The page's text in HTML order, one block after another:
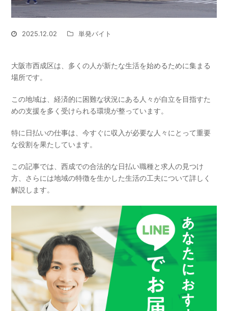
2025.12.02 単発バイト
大阪市西成区は、多くの人が新たな生活を始めるために集まる
場所です。
この地域は、経済的に困難な状況にある人々が自立を目指すた
めの支援を多く受けられる環境が整っています。
特に日払いの仕事は、今すぐに収入が必要な人々にとって重要
な役割を果たしています。
この記事では、西成での合法的な日払い職種と求人の見つけ
方、さらには地域の特徴を生かした生活の工夫について詳しく
解説します。